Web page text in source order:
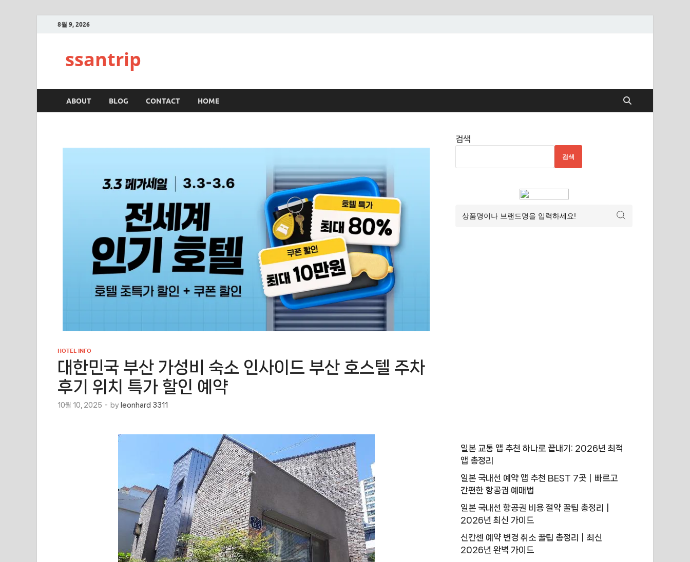
8월 9, 2026
ssantrip
ABOUT BLOG CONTACT HOME
HOTEL INFO
대한민국 부산 가성비 숙소 인사이드 부산 호스텔 주차
후기 위치 특가 할인 예약
10월 10, 2025 - by leonhard 3311
검색
검색
일본 교통 앱 추천 하나로 끝내기: 2026년 최적
앱 총정리
일본 국내선 예약 앱 추천 BEST 7곳｜빠르고
간편한 항공권 예매법
일본 국내선 항공권 비용 절약 꿀팁 총정리｜
2026년 최신 가이드
신칸센 예약 변경 취소 꿀팁 총정리｜최신
2026년 완벽 가이드